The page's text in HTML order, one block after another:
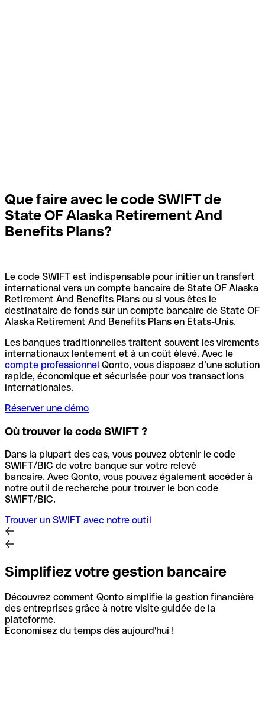
Que faire avec le code SWIFT de
State OF Alaska Retirement And
Benefits Plans?
Le code SWIFT est indispensable pour initier un transfert
international vers un compte bancaire de State OF Alaska
Retirement And Benefits Plans ou si vous êtes le
destinataire de fonds sur un compte bancaire de State OF
Alaska Retirement And Benefits Plans en États-Unis.
Les banques traditionnelles traitent souvent les virements
internationaux lentement et à un coût élevé. Avec le
compte professionnel Qonto, vous disposez d’une solution
rapide, économique et sécurisée pour vos transactions
internationales.
Réserver une démo
Où trouver le code SWIFT ?
Dans la plupart des cas, vous pouvez obtenir le code
SWIFT/BIC de votre banque sur votre relevé
bancaire. Avec Qonto, vous pouvez également accéder à
notre outil de recherche pour trouver le bon code
SWIFT/BIC.
Trouver un SWIFT avec notre outil
Simplifiez votre gestion bancaire
Découvrez comment Qonto simplifie la gestion financière
des entreprises grâce à notre visite guidée de la
plateforme.
Économisez du temps dès aujourd'hui !